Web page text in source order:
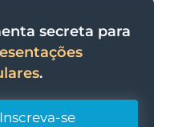
secreta para
.
Inscreva-se